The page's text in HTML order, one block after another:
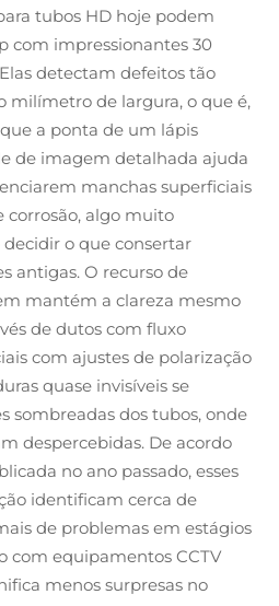
tubos HD hoje podem
com impressionantes 30
detectam defeitos tão
milímetro de largura, o que é,
a ponta de um lápis
de imagem detalhada ajuda
manchas superficiais
corrosão, algo muito
o que consertar
antigas. O recurso de
mantém a clareza mesmo
de dutos com fluxo
com ajustes de polarização
quase invisíveis se
sombreadas dos tubos, onde
despercebidas. De acordo
no ano passado, esses
identificam cerca de
de problemas em estágios
com equipamentos CCTV
menos surpresas no